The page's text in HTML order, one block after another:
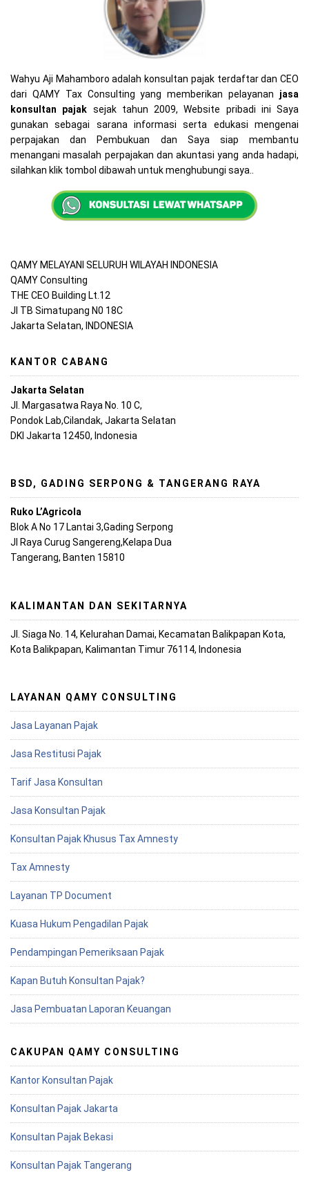
Wahyu Aji Mahamboro adalah konsultan pajak terdaftar dan CEO
dari QAMY Tax Consulting yang memberikan pelayanan jasa
konsultan pajak sejak tahun 2009, Website pribadi ini Saya
gunakan sebagai sarana informasi serta edukasi mengenai
perpajakan dan Pembukuan dan Saya siap membantu
menangani masalah perpajakan dan akuntasi yang anda hadapi,
silahkan klik tombol dibawah untuk menghubungi saya..
QAMY MELAYANI SELURUH WILAYAH INDONESIA
QAMY Consulting
THE CEO Building Lt.12
Jl TB Simatupang N0 18C
Jakarta Selatan, INDONESIA
KANTOR CABANG
Jakarta Selatan
Jl. Margasatwa Raya No. 10 C,
Pondok Lab,Cilandak, Jakarta Selatan
DKI Jakarta 12450, Indonesia
BSD, GADING SERPONG & TANGERANG RAYA
Ruko L’Agricola
Blok A No 17 Lantai 3,Gading Serpong
Jl Raya Curug Sangereng,Kelapa Dua
Tangerang, Banten 15810
KALIMANTAN DAN SEKITARNYA
Jl. Siaga No. 14, Kelurahan Damai, Kecamatan Balikpapan Kota,
Kota Balikpapan, Kalimantan Timur 76114, Indonesia
LAYANAN QAMY CONSULTING
Jasa Layanan Pajak
Jasa Restitusi Pajak
Tarif Jasa Konsultan
Jasa Konsultan Pajak
Konsultan Pajak Khusus Tax Amnesty
Tax Amnesty
Layanan TP Document
Kuasa Hukum Pengadilan Pajak
Pendampingan Pemeriksaan Pajak
Kapan Butuh Konsultan Pajak?
Jasa Pembuatan Laporan Keuangan
CAKUPAN QAMY CONSULTING
Kantor Konsultan Pajak
Konsultan Pajak Jakarta
Konsultan Pajak Bekasi
Konsultan Pajak Tangerang